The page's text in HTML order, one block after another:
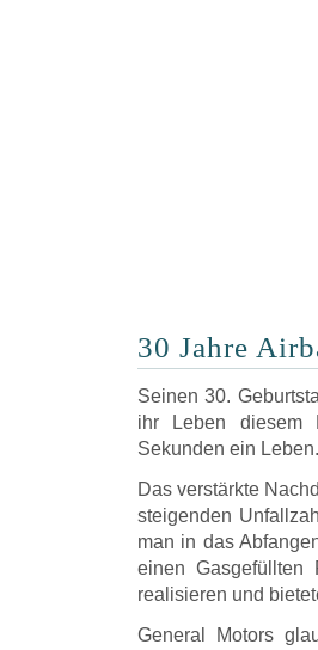
30 Jahre
Seinen 30.
ihr Leben diesem
Sekunden ein Leben.
Das verstärkte
steigenden
man in das
einen
realisieren und
General Motors